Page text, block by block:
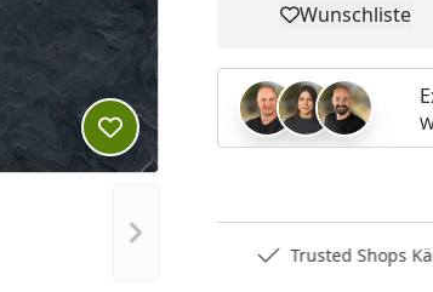
Nächstes Bild anzeigen
Produkt zur Wunschliste
Produkt
Wunschliste
Trusted Shops